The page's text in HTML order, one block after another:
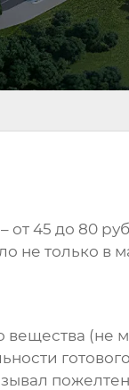
45 до 80
не только в
вещества (не